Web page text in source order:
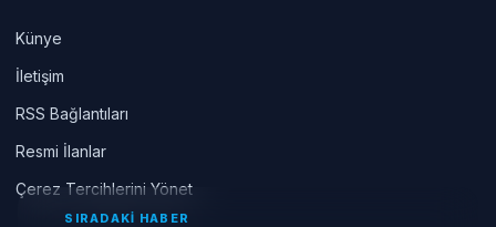
Künye
İletişim
RSS Bağlantıları
Resmi İlanlar
Çerez Tercihlerini Yönet
SIRADAKİ HABER